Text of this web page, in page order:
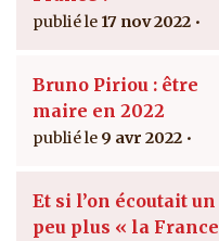
17 nov 2022
Bruno Piriou : être
maire en 2022
9 avr 2022
Et si l’on écoutait un
peu plus « la France